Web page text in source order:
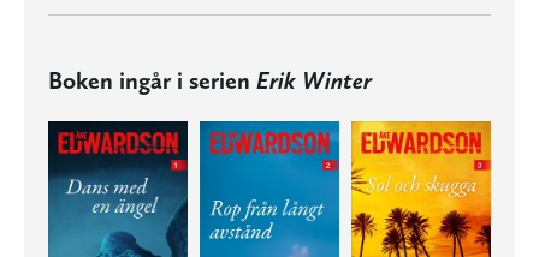
Boken ingår i serien Erik Winter